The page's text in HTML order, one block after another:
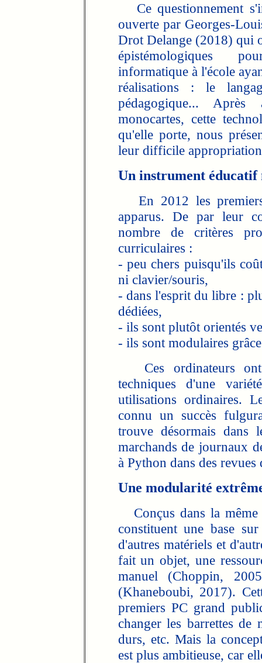
Ce questionnement
ouverte par Georges-
Drot Delange (2018) qui
épistémologiques
informatique à l'école
réalisations : le
pédagogique...
monocartes, cette
qu'elle porte, nous
leur difficile
Un instrument éducatif
En 2012 les
apparus. De par leur
nombre de critères
curriculaires :
- peu chers puisqu'ils
ni clavier/souris,
- dans l'esprit du libre :
dédiées,
- ils sont plutôt orientés
- ils sont modulaires
Ces ordinateurs ont
techniques d'une
utilisations ordinaires.
connu un succès
trouve désormais dans
marchands de journaux
à Python dans des revues
Une modularité
Conçus dans la
constituent une base
d'autres matériels et
fait un objet, une
manuel (Choppin,
(Khaneboubi, 2017).
premiers PC grand
changer les barrettes de
durs, etc. Mais la
est plus ambitieuse, car